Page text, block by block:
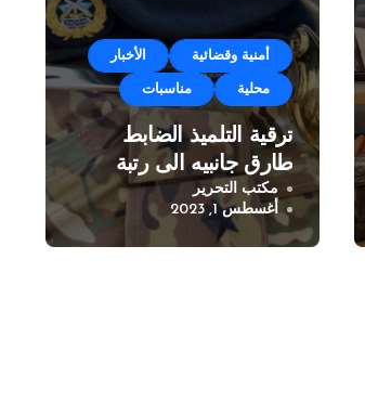
أمنية وقضائية الأخبار
محلية مناسبات
ترقية التلميذ الضابط
طارق جانبيه الى رتبة
ملازم
مكتب التحرير
أغسطس 1, 2023